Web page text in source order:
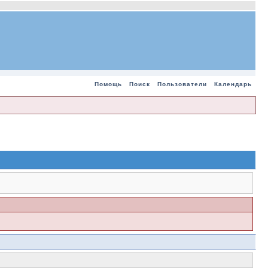
Помощь Поиск Пользователи Календарь